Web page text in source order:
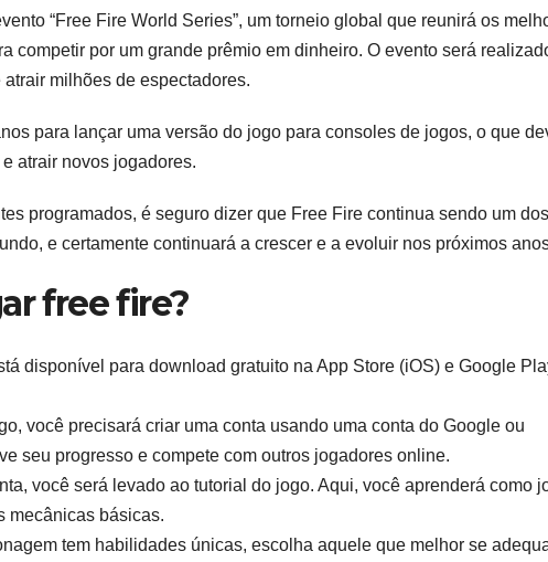
“Free Fire World Series”, um torneio global que reunirá os
competir por um grande prêmio em dinheiro. O evento será
milhões de espectadores.
para lançar uma versão do jogo para consoles de jogos, o que
atrair novos jogadores.
programados, é seguro dizer que Free Fire continua sendo um dos
e certamente continuará a crescer e a evoluir nos próximos
free fire?
disponível para download gratuito na App Store (iOS) e Google
você precisará criar uma conta usando uma conta do Google ou
seu progresso e compete com outros jogadores online.
você será levado ao tutorial do jogo. Aqui, você aprenderá como
mecânicas básicas.
tem habilidades únicas, escolha aquele que melhor se